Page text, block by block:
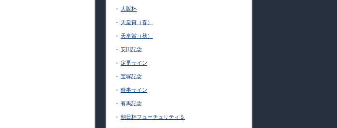
大阪杯
天皇賞（春）
天皇賞（秋）
安田記念
定番サイン
宝塚記念
時事サイン
有馬記念
朝日杯フューチュリティＳ